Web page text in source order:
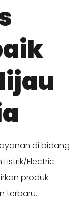
di bidang
Electric
produk
terbaru.